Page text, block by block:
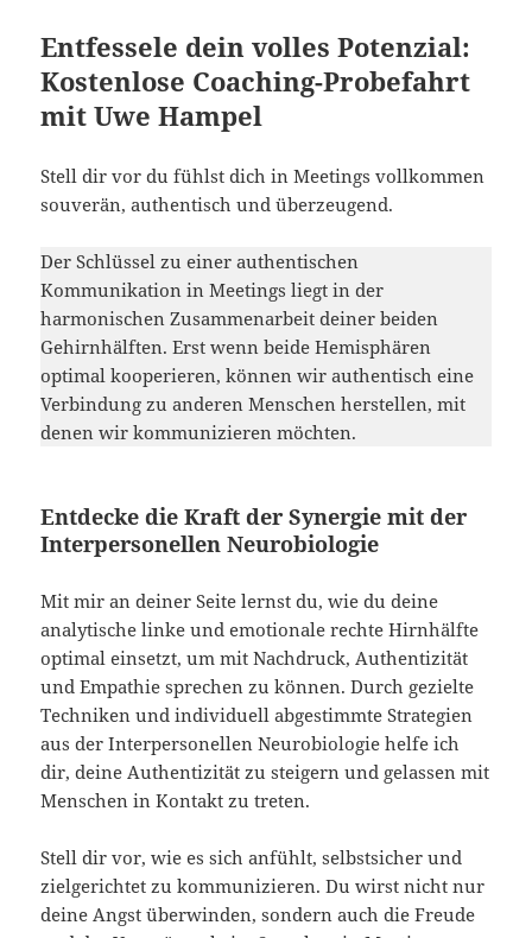
Entfessele dein volles Potenzial:
Kostenlose Coaching-Probefahrt
mit Uwe Hampel
Stell dir vor du fühlst dich in Meetings vollkommen
souverän, authentisch und überzeugend.
Der Schlüssel zu einer authentischen
Kommunikation in Meetings liegt in der
harmonischen Zusammenarbeit deiner beiden
Gehirnhälften. Erst wenn beide Hemisphären
optimal kooperieren, können wir authentisch eine
Verbindung zu anderen Menschen herstellen, mit
denen wir kommunizieren möchten.
Entdecke die Kraft der Synergie mit der
Interpersonellen Neurobiologie
Mit mir an deiner Seite lernst du, wie du deine
analytische linke und emotionale rechte Hirnhälfte
optimal einsetzt, um mit Nachdruck, Authentizität
und Empathie sprechen zu können. Durch gezielte
Techniken und individuell abgestimmte Strategien
aus der Interpersonellen Neurobiologie helfe ich
dir, deine Authentizität zu steigern und gelassen mit
Menschen in Kontakt zu treten.
Stell dir vor, wie es sich anfühlt, selbstsicher und
zielgerichtet zu kommunizieren. Du wirst nicht nur
deine Angst überwinden, sondern auch die Freude